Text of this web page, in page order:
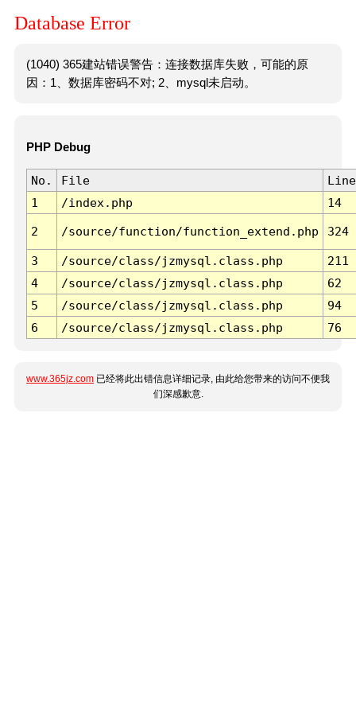
Database Error
(1040) 365建站错误警告：连接数据库失败，可能的原
因：1、数据库密码不对; 2、mysql未启动。
PHP Debug
No. File
Line
1
/index.php 14
2 /source/function/function_extend.php 324
3 /source/class/jzmysql.class.php
211
4
/source/class/jzmysql.class.php
62
5
/source/class/jzmysql.class.php
94
6
/source/class/jzmysql.class.php 76
www.365jz.com 已经将此出错信息详细记录, 由此给您带来的访问不便我
们深感歉意.